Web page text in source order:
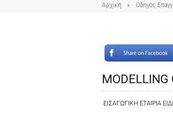
Αρχική Οδηγός
MODELLING
ΕΙΣΑΓΩΓΙΚΗ ΕΤΑΙΡΙΑ